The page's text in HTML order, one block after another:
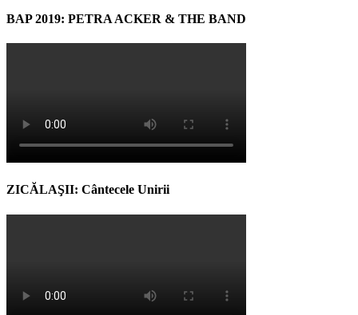
BAP 2019: PETRA ACKER & THE BAND
ZICĂLAŞII: Cântecele Unirii